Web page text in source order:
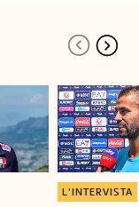
L'INTERVISTA